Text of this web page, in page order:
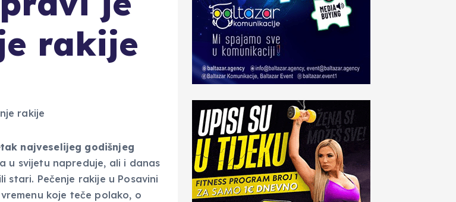
rakije
najveselijeg godišnjeg
u svijetu napreduje, ali i danas
stari. Pečenje rakije u Posavini
koje teče polako, o